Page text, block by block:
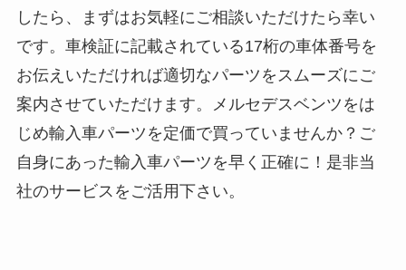
したら、まずはお気軽にご相談いただけたら幸い
です。車検証に記載されている17桁の車体番号を
お伝えいただければ適切なパーツをスムーズにご
案内させていただけます。メルセデスベンツをは
じめ輸入車パーツを定価で買っていませんか？ご
自身にあった輸入車パーツを早く正確に！是非当
社のサービスをご活用下さい。